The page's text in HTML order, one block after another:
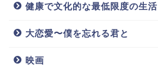
健康で文化的な最低限度の生活
大恋愛〜僕を忘れる君と
映画